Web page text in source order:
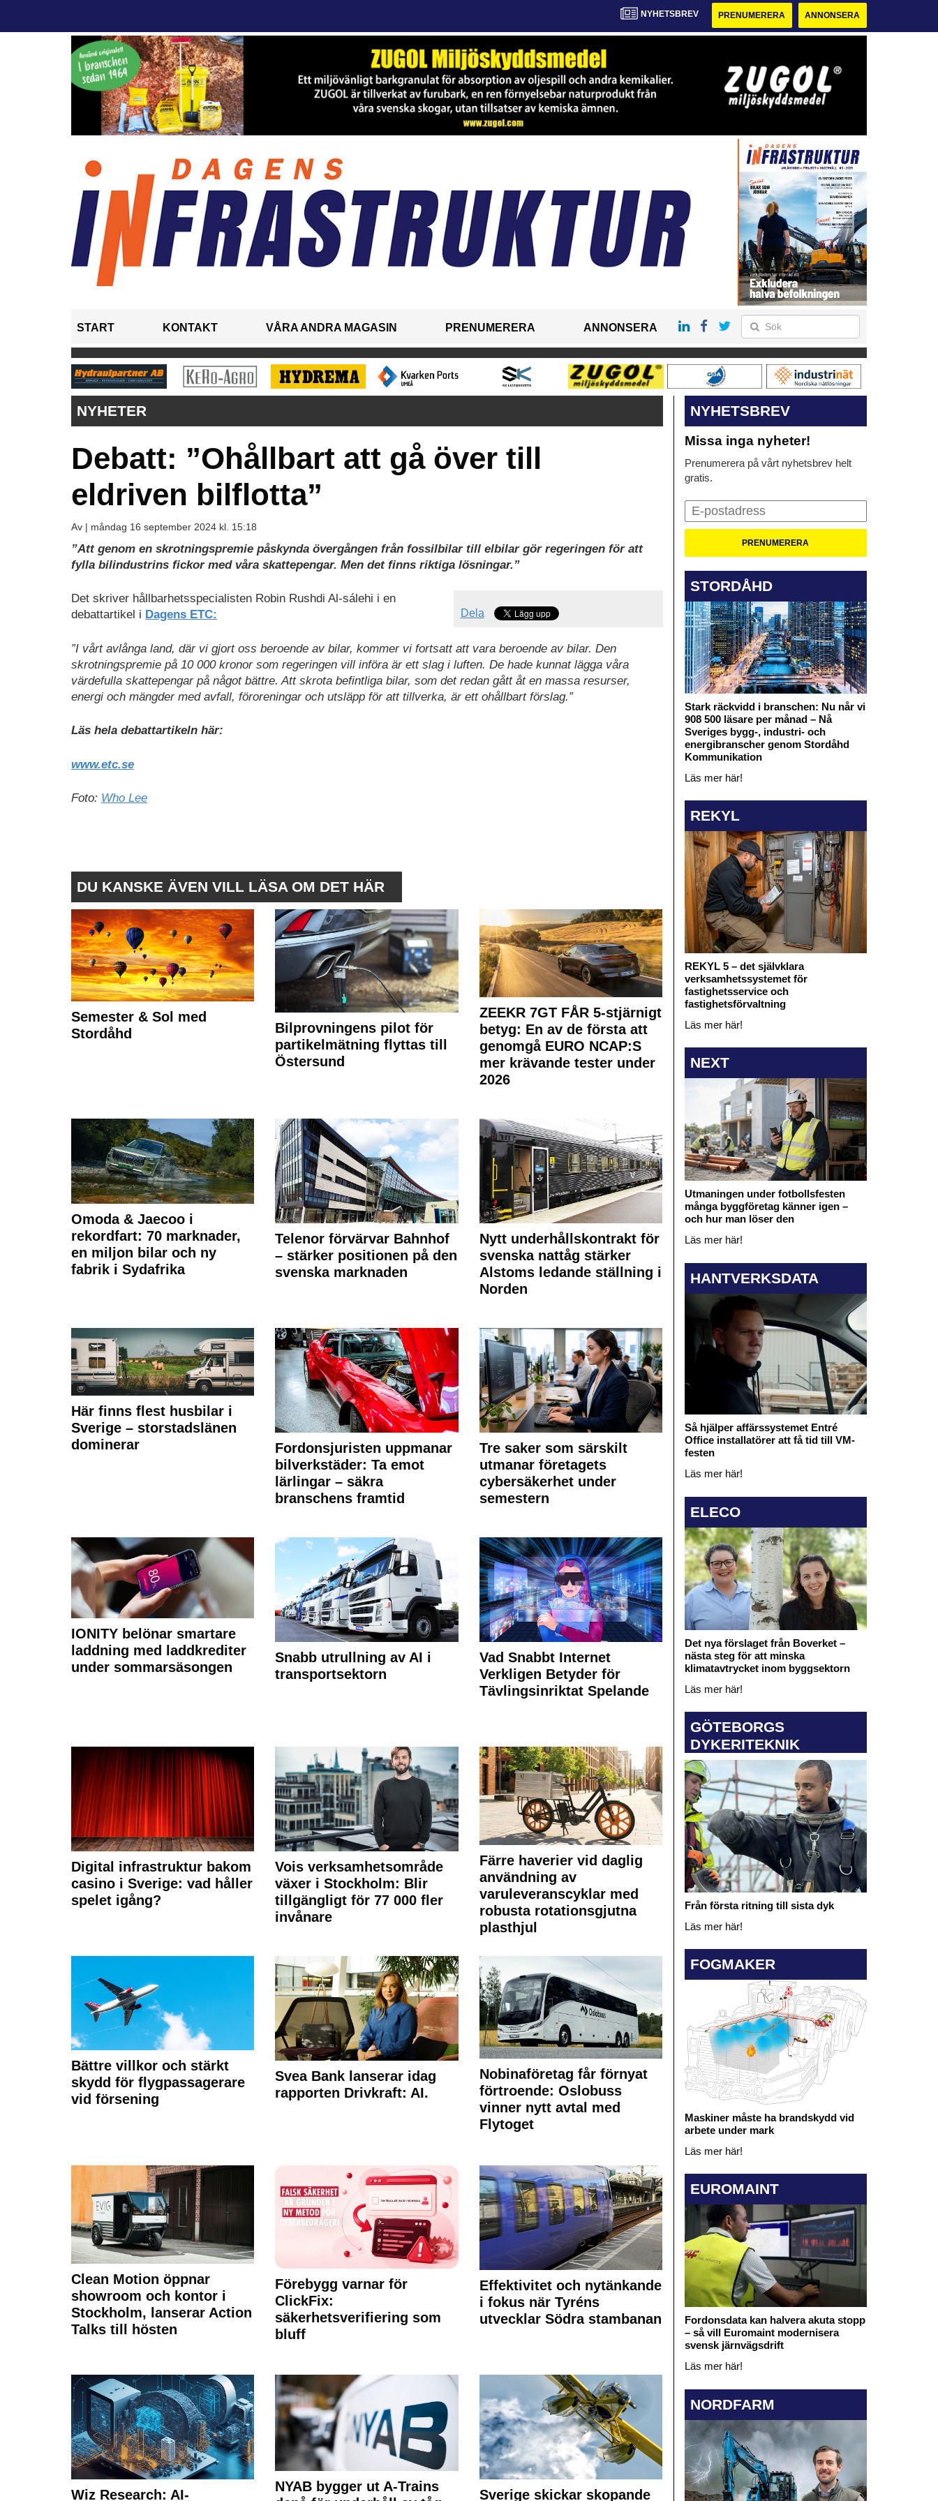
NYHETSBREV PRENUMERERA ANNONSERA
START KONTAKT VÅRA ANDRA MAGASIN PRENUMERERA ANNONSERA
NYHETER
Debatt: ”Ohållbart att gå över till
eldriven bilflotta”
Av | måndag 16 september 2024 kl. 15:18
”Att genom en skrotningspremie påskynda övergången från fossilbilar till elbilar gör regeringen för att
fylla bilindustrins fickor med våra skattepengar. Men det finns riktiga lösningar.”
Dela
Det skriver hållbarhetsspecialisten Robin Rushdi Al-sálehi i en
debattartikel i Dagens ETC:
”I vårt avlånga land, där vi gjort oss beroende av bilar, kommer vi fortsatt att vara beroende av bilar. Den
skrotningspremie på 10 000 kronor som regeringen vill införa är ett slag i luften. De hade kunnat lägga våra
värdefulla skattepengar på något bättre. Att skrota befintliga bilar, som det redan gått åt en massa resurser,
energi och mängder med avfall, föroreningar och utsläpp för att tillverka, är ett ohållbart förslag.”
Läs hela debattartikeln här:
www.etc.se
Foto: Who Lee
DU KANSKE ÄVEN VILL LÄSA OM DET HÄR
Semester & Sol med
Stordåhd
Bilprovningens pilot för
partikelmätning flyttas till
Östersund
ZEEKR 7GT FÅR 5-stjärnigt
betyg: En av de första att
genomgå EURO NCAP:S
mer krävande tester under
2026
Omoda & Jaecoo i
rekordfart: 70 marknader,
en miljon bilar och ny
fabrik i Sydafrika
Telenor förvärvar Bahnhof
– stärker positionen på den
svenska marknaden
Nytt underhållskontrakt för
svenska nattåg stärker
Alstoms ledande ställning i
Norden
Här finns flest husbilar i
Sverige – storstadslänen
dominerar
Fordonsjuristen uppmanar
bilverkstäder: Ta emot
lärlingar – säkra
branschens framtid
Tre saker som särskilt
utmanar företagets
cybersäkerhet under
semestern
IONITY belönar smartare
laddning med laddkrediter
under sommarsäsongen
Snabb utrullning av AI i
transportsektorn
Vad Snabbt Internet
Verkligen Betyder för
Tävlingsinriktat Spelande
Digital infrastruktur bakom
casino i Sverige: vad håller
spelet igång?
Vois verksamhetsområde
växer i Stockholm: Blir
tillgängligt för 77 000 fler
invånare
Färre haverier vid daglig
användning av
varuleveranscyklar med
robusta rotationsgjutna
plasthjul
Bättre villkor och stärkt
skydd för flygpassagerare
vid försening
Svea Bank lanserar idag
rapporten Drivkraft: AI.
Nobinaföretag får förnyat
förtroende: Oslobuss
vinner nytt avtal med
Flytoget
Clean Motion öppnar
showroom och kontor i
Stockholm, lanserar Action
Talks till hösten
Förebygg varnar för
ClickFix:
säkerhetsverifiering som
bluff
Effektivitet och nytänkande
i fokus när Tyréns
utvecklar Södra stambanan
Wiz Research: AI-
NYAB bygger ut A-Trains
Sverige skickar skopande
NYHETSBREV
Missa inga nyheter!
Prenumerera på vårt nyhetsbrev helt
gratis.
STORDÅHD
Stark räckvidd i branschen: Nu når vi
908 500 läsare per månad – Nå
Sveriges bygg-, industri- och
energibranscher genom Stordåhd
Kommunikation
Läs mer här!
REKYL
REKYL 5 – det självklara
verksamhetssystemet för
fastighetsservice och
fastighetsförvaltning
Läs mer här!
NEXT
Utmaningen under fotbollsfesten
många byggföretag känner igen –
och hur man löser den
Läs mer här!
HANTVERKSDATA
Så hjälper affärssystemet Entré
Office installatörer att få tid till VM-
festen
Läs mer här!
ELECO
Det nya förslaget från Boverket –
nästa steg för att minska
klimatavtrycket inom byggsektorn
Läs mer här!
GÖTEBORGS
DYKERITEKNIK
Från första ritning till sista dyk
Läs mer här!
FOGMAKER
Maskiner måste ha brandskydd vid
arbete under mark
Läs mer här!
EUROMAINT
Fordonsdata kan halvera akuta stopp
– så vill Euromaint modernisera
svensk järnvägsdrift
Läs mer här!
NORDFARM